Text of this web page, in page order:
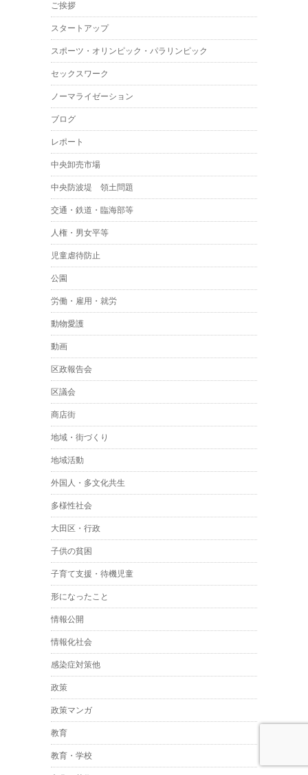
ご挨拶
スタートアップ
スポーツ・オリンピック・パラリンピック
セックスワーク
ノーマライゼーション
ブログ
レポート
中央卸売市場
中央防波堤 領土問題
交通・鉄道・臨海部等
人権・男女平等
児童虐待防止
公園
労働・雇用・就労
動物愛護
動画
区政報告会
区議会
商店街
地域・街づくり
地域活動
外国人・多文化共生
多様性社会
大田区・行政
子供の貧困
子育て支援・待機児童
形になったこと
情報公開
情報化社会
感染症対策他
政策
政策マンガ
教育
教育・学校